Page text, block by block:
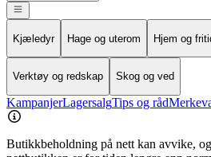
Kjæledyr Hage og uterom Hjem og
Verktøy og redskap Skog og ved
KampanjerLagersalgTips og råd
Butikkbeholdning på nett kan avvike,